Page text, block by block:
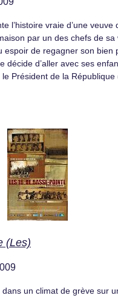
l’histoire vraie d’une veuve
par un des chefs de sa
espoir de regagner son bien
décide d’aller avec ses
Président de la République
(Les)
un climat de grève sur